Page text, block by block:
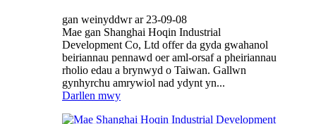
gan weinyddwr ar 23-09-08
Mae gan Shanghai Hoqin Industrial
Development Co, Ltd offer da gyda gwahanol
beiriannau pennawd oer aml-orsaf a pheiriannau
rholio edau a brynwyd o Taiwan. Gallwn
gynhyrchu amrywiol nad ydynt yn...
Darllen mwy